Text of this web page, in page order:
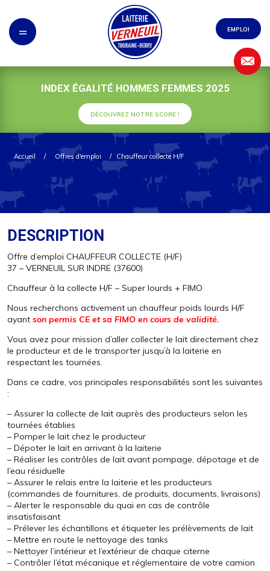
= EMPLOI
INDEX ÉGALITÉ HOMMES FEMMES 2025
DÉCOUVREZ NOTRE SCORE !
Accueil / Offres d'emploi / Chauffeur collecte H/F
CHAUFFEUR COLLECTE H/F
DESCRIPTION
Offre d’emploi CHAUFFEUR COLLECTE (H/F)
37 – VERNEUIL SUR INDRE (37600)
Chauffeur à la collecte H/F – Super lourds + FIMO
Nous recherchons activement un chauffeur poids lourds H/F
ayant son permis CE etsa FIMO en cours de validité.
Vous avez pour mission d’aller collecter le lait directement chez
le producteur et de le transporter jusqu’à la laiterie en
respectant les tournées.
Dans ce cadre, vos principales responsabilités sont les suivantes
:
– Assurer la collecte de lait auprès des producteurs selon les
tournées établies
– Pomper le lait chez le producteur
– Dépoter le lait en arrivant à la laiterie
– Réaliser les contrôles de lait avant pompage, dépotage et de
l’eau résiduelle
– Assurer le relais entre la laiterie et les producteurs
(commandes de fournitures, de produits, documents, livraisons)
– Alerter le responsable du quai en cas de contrôle
insatisfaisant
– Prélever les échantillons et étiqueter les prélèvements de lait
– Mettre en route le nettoyage des tanks
– Nettoyer l’intérieur et l’extérieur de chaque citerne
– Contrôler l’état mécanique et réglementaire de votre camion
Panneau de gestion des cookies